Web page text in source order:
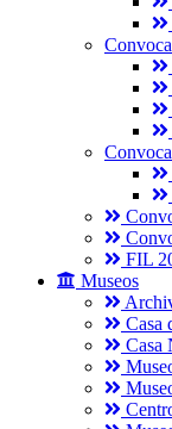
FIL
Museos
Casa
Casa